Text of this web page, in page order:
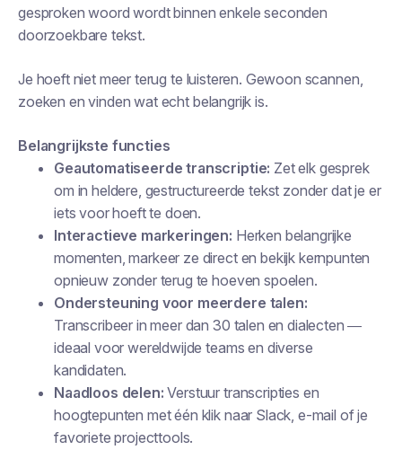
gesproken woord wordt binnen enkele seconden
doorzoekbare tekst.
Je hoeft niet meer terug te luisteren. Gewoon scannen,
zoeken en vinden wat echt belangrijk is.
Belangrijkste functies
Geautomatiseerde transcriptie: Zet elk gesprek
om in heldere, gestructureerde tekst zonder dat je er
iets voor hoeft te doen.
Interactieve markeringen: Herken belangrijke
momenten, markeer ze direct en bekijk kernpunten
opnieuw zonder terug te hoeven spoelen.
Ondersteuning voor meerdere talen:
Transcribeer in meer dan 30 talen en dialecten —
ideaal voor wereldwijde teams en diverse
kandidaten.
Naadloos delen: Verstuur transcripties en
hoogtepunten met één klik naar Slack, e-mail of je
favoriete projecttools.